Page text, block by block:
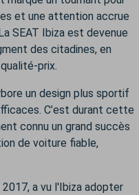
et une attention accrue
SEAT Ibiza est devenue
des citadines, en
prix.
un design plus sportif
C’est durant cette
connu un grand succès
de voiture fiable,
a vu l'Ibiza adopter